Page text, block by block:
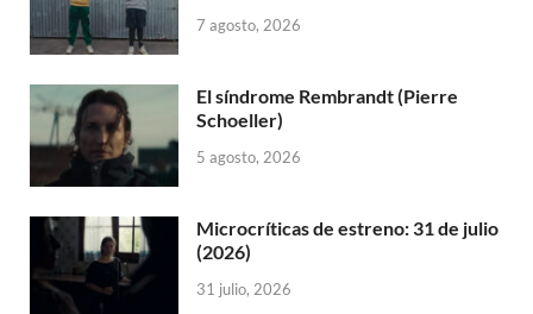
7 agosto, 2026
El síndrome Rembrandt (Pierre
Schoeller)
5 agosto, 2026
Microcríticas de estreno: 31 de julio
(2026)
31 julio, 2026